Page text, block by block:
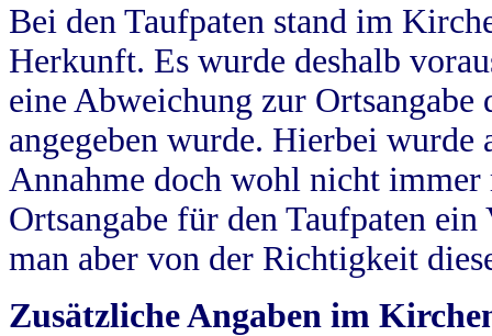
Bei den Taufpaten stand im
Herkunft. Es wurde deshalb
eine Abweichung zur
angegeben wurde. Hierbei wurde
Annahme doch wohl nicht
Ortsangabe für den Taufpaten
man aber von der Richtigkeit
Zusätzliche Angaben im